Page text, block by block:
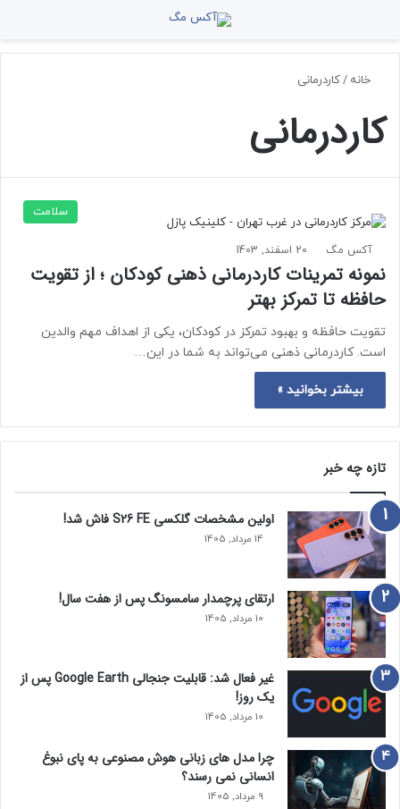
خانه /کاردرمانی
کاردرمانی
سلامت
آکس مگ 20 اسفند, 1403
نمونه تمرینات کاردرمانی ذهنی کودکان ؛ از تقویت
حافظه تا تمرکز بهتر
تقویت حافظه و بهبود تمرکز در کودکان، یکی از اهداف مهم والدین
است. کاردرمانی ذهنی می‌تواند به شما در این…
بیشتر بخوانید »
تازه چه خبر
اولین مشخصات گلکسی S26 FE فاش شد!
14 مرداد, 1405
ارتقای پرچمدار سامسونگ پس از هفت سال!
10 مرداد, 1405
غیر فعال شد: قابلیت جنجالی Google Earth پس از
یک روز!
10 مرداد, 1405
چرا مدل‌ های زبانی هوش مصنوعی به پای نبوغ
انسانی نمی‌ رسند؟
9 مرداد, 1405